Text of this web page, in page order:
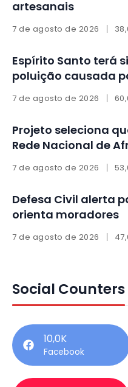
artesanais
7 de agosto de 2026
Espírito Santo terá
poluição causada
7 de agosto de 2026
Projeto seleciona
Rede Nacional de
7 de agosto de 2026
Defesa Civil alerta
orienta moradores
7 de agosto de 2026
Social Counters
10,0K
Facebook